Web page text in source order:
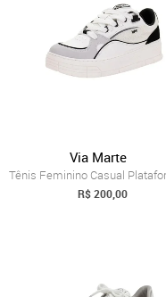
Via Marte
R$ 200,00